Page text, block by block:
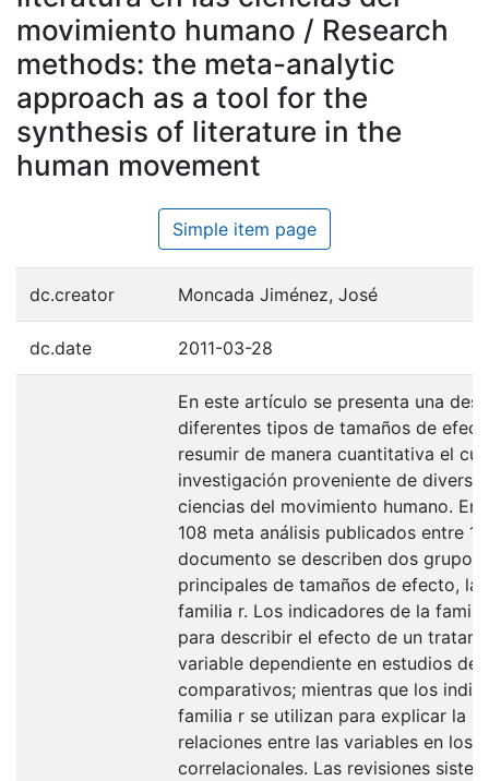
movimiento humano / Research
methods: the meta-analytic
approach as a tool for the
synthesis of literature in the
human movement
Simple item page
dc.creator Moncada Jiménez, José
dc.date 2011-03-28
En este artículo se presenta una
diferentes tipos de tamaños de
resumir de manera cuantitativa el
investigación proveniente de
ciencias del movimiento humano. En
108 meta análisis publicados entre
documento se describen dos grupos
principales de tamaños de efecto, la
familia r. Los indicadores de la
para describir el efecto de un
variable dependiente en estudios de
comparativos; mientras que los
familia r se utilizan para explicar la
relaciones entre las variables en los
correlacionales. Las revisiones